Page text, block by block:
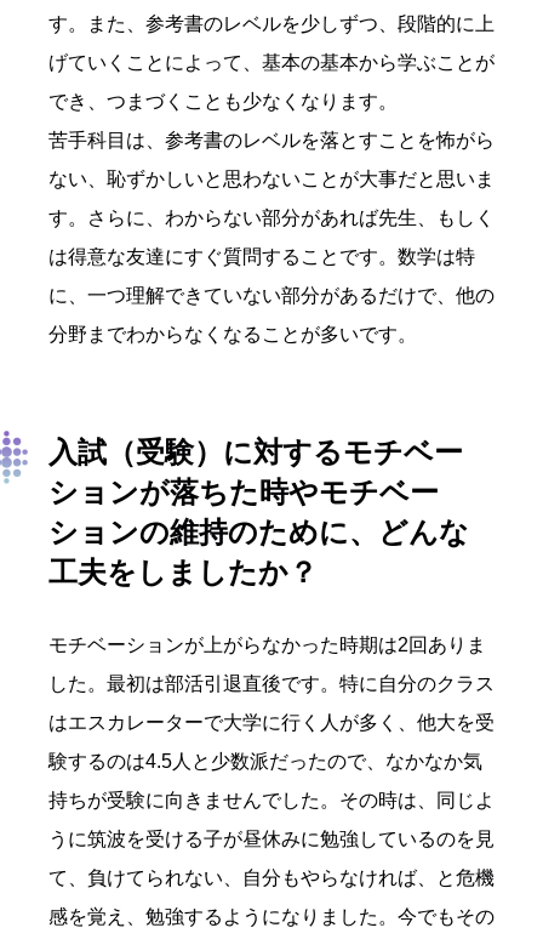
す。また、参考書のレベルを少しずつ、段階的に上
げていくことによって、基本の基本から学ぶことが
でき、つまづくことも少なくなります。
苦手科目は、参考書のレベルを落とすことを怖がら
ない、恥ずかしいと思わないことが大事だと思いま
す。さらに、わからない部分があれば先生、もしく
は得意な友達にすぐ質問することです。数学は特
に、一つ理解できていない部分があるだけで、他の
分野までわからなくなることが多いです。
入試（受験）に対するモチベー
ションが落ちた時やモチベー
ションの維持のために、どんな
工夫をしましたか？
モチベーションが上がらなかった時期は2回ありま
した。最初は部活引退直後です。特に自分のクラス
はエスカレーターで大学に行く人が多く、他大を受
験するのは4.5人と少数派だったので、なかなか気
持ちが受験に向きませんでした。その時は、同じよ
うに筑波を受ける子が昼休みに勉強しているのを見
て、負けてられない、自分もやらなければ、と危機
感を覚え、勉強するようになりました。今でもその